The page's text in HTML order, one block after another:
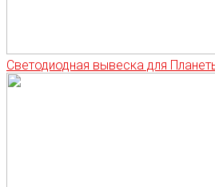
Светодиодная вывеска для